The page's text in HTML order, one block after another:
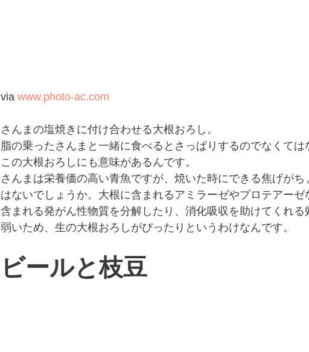
via www.photo-ac.com
さんまの塩焼きに付け合わせる大根おろし。
脂の乗ったさんまと一緒に食べるとさっぱりするのでなくて
この大根おろしにも意味があるんです。
さんまは栄養価の高い青魚ですが、焼いた時にできる焦げが
はないでしょうか。大根に含まれるアミラーゼやプロテアー
含まれる発がん性物質を分解したり、消化吸収を助けてくれ
弱いため、生の大根おろしがぴったりというわけなんです。
ビールと枝豆